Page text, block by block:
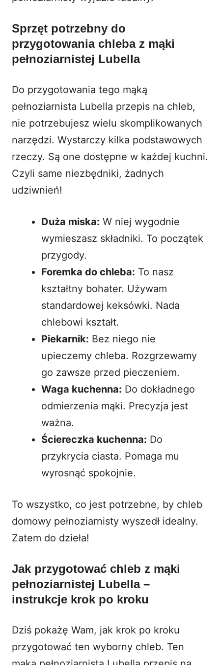
Sprzęt potrzebny do
przygotowania chleba z mąki
pełnoziarnistej Lubella
Do przygotowania tego mąką
pełnoziarnista Lubella przepis na chleb,
nie potrzebujesz wielu skomplikowanych
narzędzi. Wystarczy kilka podstawowych
rzeczy. Są one dostępne w każdej kuchni.
Czyli same niezbędniki, żadnych
udziwnień!
Duża miska: W niej wygodnie
wymieszasz składniki. To początek
przygody.
Foremka do chleba: To nasz
kształtny bohater. Używam
standardowej keksówki. Nada
chlebowi kształt.
Piekarnik: Bez niego nie
upieczemy chleba. Rozgrzewamy
go zawsze przed pieczeniem.
Waga kuchenna: Do dokładnego
odmierzenia mąki. Precyzja jest
ważna.
Ściereczka kuchenna: Do
przykrycia ciasta. Pomaga mu
wyrosnąć spokojnie.
To wszystko, co jest potrzebne, by chleb
domowy pełnoziarnisty wyszedł idealny.
Zatem do dzieła!
Jak przygotować chleb z mąki
pełnoziarnistej Lubella –
instrukcje krok po kroku
Dziś pokażę Wam, jak krok po kroku
przygotować ten wyborny chleb. Ten